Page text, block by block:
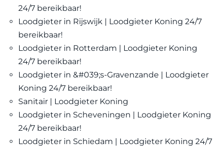
24/7 bereikbaar!
Loodgieter in Rijswijk | Loodgieter Koning 24/7
bereikbaar!
Loodgieter in Rotterdam | Loodgieter Koning
24/7 bereikbaar!
Loodgieter in &#039;s-Gravenzande | Loodgieter
Koning 24/7 bereikbaar!
Sanitair | Loodgieter Koning
Loodgieter in Scheveningen | Loodgieter Koning
24/7 bereikbaar!
Loodgieter in Schiedam | Loodgieter Koning 24/7